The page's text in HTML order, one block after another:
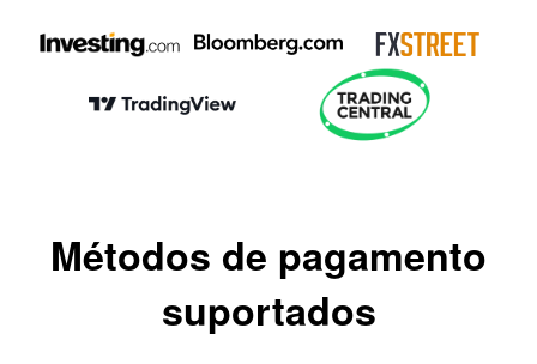
Métodos de pagamento
suportados